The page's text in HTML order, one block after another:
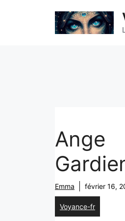
Ange
Emma février 16,
Voyance-fr